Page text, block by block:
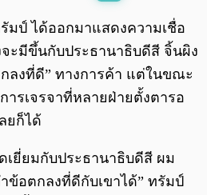
0:00
มป์ ได้ออกมาแสดงความเชื่อ
ะมีขึ้นกับประธานาธิบดีสี จิ้นผิง
ลงที่ดี” ทางการค้า แต่ในขณะ
ารเจรจาที่หลายฝ่ายตั้งตารอ
ยก็ได้
ยี่ยมกับประธานาธิบดีสี ผม
ข้อตกลงที่ดีกับเขาได้” ทรัมป์